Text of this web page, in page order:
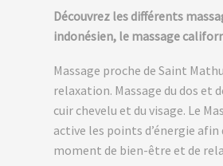
Découvrez les différents
indonésien, le massage
Massage proche de Saint
relaxation. Massage du dos et
cuir chevelu et du visage. Le
active les points d’énergie
moment de bien-être et de